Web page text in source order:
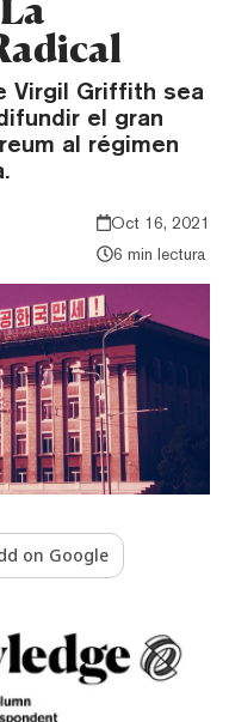
Virgil Griffith sea
el gran
al régimen
Oct 16, 2021
6 min lectura
on Google